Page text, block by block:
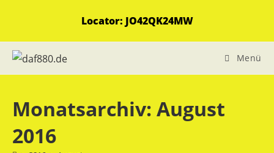
Locator: JO42QK24MW
Menü
Monatsarchiv: August
2016